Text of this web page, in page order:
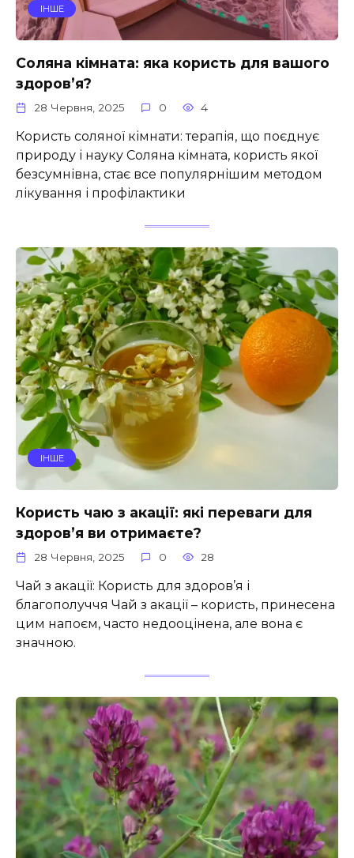
ІНШЕ
Соляна кімната: яка користь для вашого
здоров’я?
28 Червня, 2025 0 4
Користь соляної кімнати: терапія, що поєднує
природу і науку Соляна кімната, користь якої
безсумнівна, стає все популярнішим методом
лікування і профілактики
ІНШЕ
Користь чаю з акації: які переваги для
здоров’я ви отримаєте?
28 Червня, 2025 0 28
Чай з акації: Користь для здоров’я і
благополуччя Чай з акації – користь, принесена
цим напоєм, часто недооцінена, але вона є
значною.